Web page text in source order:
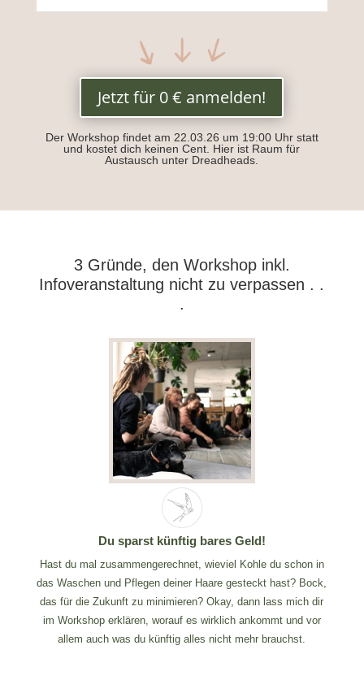
Jetzt für 0 € anmelden!
Der Workshop findet am 22.03.26 um 19:00 Uhr statt
und kostet dich keinen Cent. Hier ist Raum für
Austausch unter Dreadheads.
3 Gründe, den Workshop inkl.
Infoveranstaltung nicht zu verpassen . .
.
Du sparst künftig bares Geld!
Hast du mal zusammengerechnet, wieviel Kohle du schon in
das Waschen und Pflegen deiner Haare gesteckt hast? Bock,
das für die Zukunft zu minimieren? Okay, dann lass mich dir
im Workshop erklären, worauf es wirklich ankommt und vor
allem auch was du künftig alles nicht mehr brauchst.